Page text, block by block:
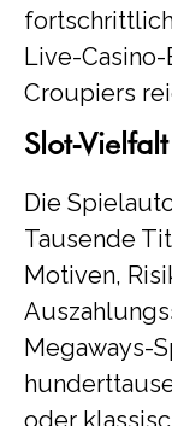
Live-
Croupiers
Slot-
Die
Tausende
Motiven,
Megaways-
oder